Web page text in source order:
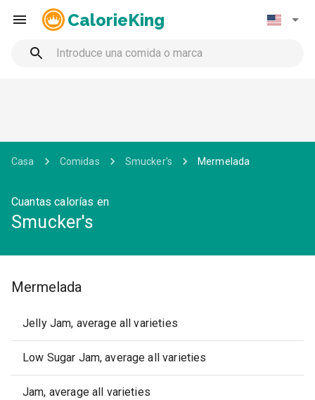
CalorieKing
Casa Comidas Smucker's Mermelada
Cuantas calorías en
Smucker's
Mermelada
Jelly Jam, average all varieties
Low Sugar Jam, average all varieties
Jam, average all varieties